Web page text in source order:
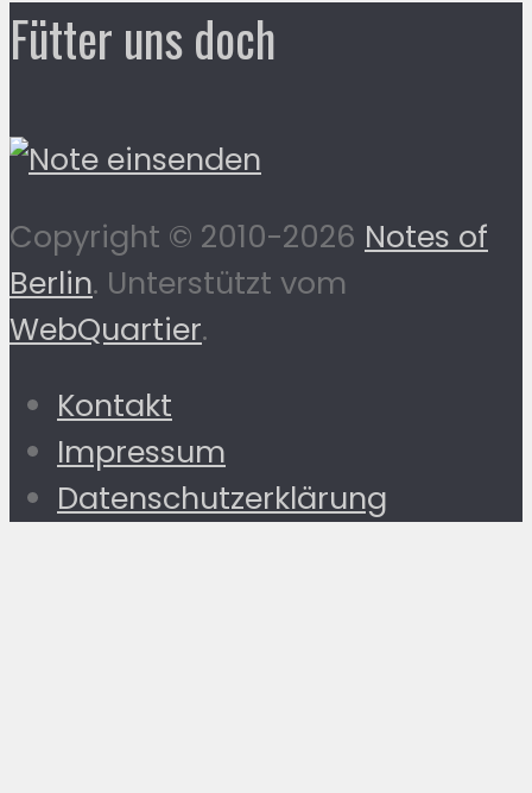
Fütter uns doch
Copyright © 2010-2026 Notes of
Berlin. Unterstützt vom
WebQuartier.
Kontakt
Impressum
Datenschutzerklärung